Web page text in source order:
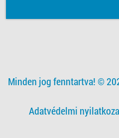
Minden jog fenntartva! ©
Adatvédelmi